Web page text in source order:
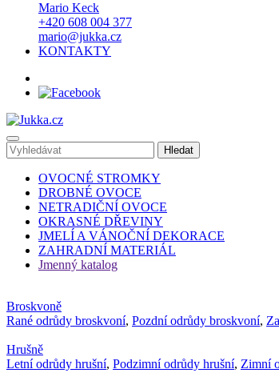
Mario Keck
+420 608 004 377
mario@jukka.cz
KONTAKTY
OVOCNÉ STROMKY
DROBNÉ OVOCE
NETRADIČNÍ OVOCE
OKRASNÉ DŘEVINY
JMELÍ A VÁNOČNÍ DEKORACE
ZAHRADNÍ MATERIÁL
Jmenný katalog
Broskvoně
Rané odrůdy broskvoní, Pozdní odrůdy broskvoní,
Hrušně
Letní odrůdy hrušní, Podzimní odrůdy hrušní, Zimní